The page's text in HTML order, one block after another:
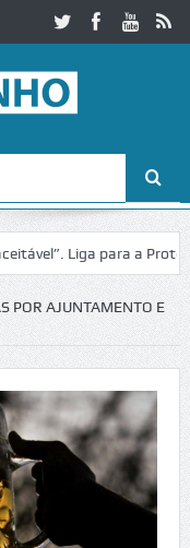
Liga para a Proteção
do Castelo de
POR AJUNTAMENTO E